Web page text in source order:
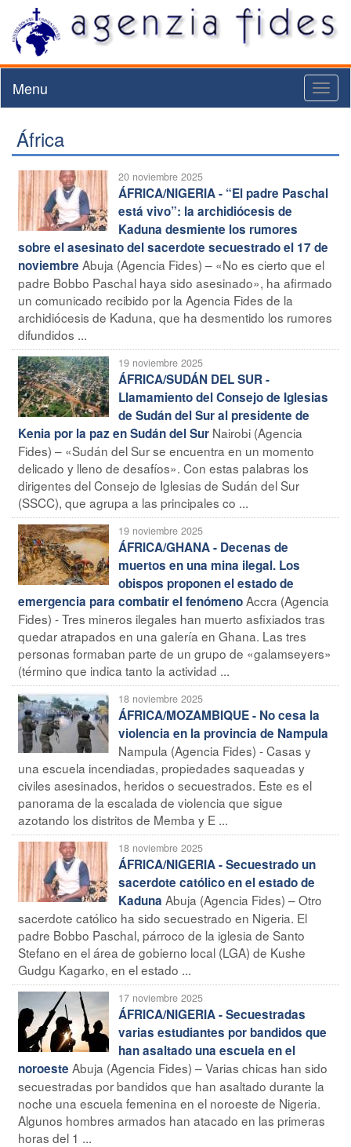
Menu
África
20 noviembre 2025
ÁFRICA/NIGERIA - “El padre Paschal
está vivo”: la archidiócesis de
Kaduna desmiente los rumores
sobre el asesinato del sacerdote secuestrado el 17 de
noviembre Abuja (Agencia Fides) – «No es cierto que el
padre Bobbo Paschal haya sido asesinado», ha afirmado
un comunicado recibido por la Agencia Fides de la
archidiócesis de Kaduna, que ha desmentido los rumores
difundidos ...
19 noviembre 2025
ÁFRICA/SUDÁN DEL SUR -
Llamamiento del Consejo de Iglesias
de Sudán del Sur al presidente de
Kenia por la paz en Sudán del Sur Nairobi (Agencia
Fides) – «Sudán del Sur se encuentra en un momento
delicado y lleno de desafíos». Con estas palabras los
dirigentes del Consejo de Iglesias de Sudán del Sur
(SSCC), que agrupa a las principales co ...
19 noviembre 2025
ÁFRICA/GHANA - Decenas de
muertos en una mina ilegal. Los
obispos proponen el estado de
emergencia para combatir el fenómenoAccra (Agencia
Fides) - Tres mineros ilegales han muerto asfixiados tras
quedar atrapados en una galería en Ghana. Las tres
personas formaban parte de un grupo de «galamseyers»
(término que indica tanto la actividad ...
18 noviembre 2025
ÁFRICA/MOZAMBIQUE - No cesa la
violencia en la provincia de Nampula
Nampula (Agencia Fides) - Casas y
una escuela incendiadas, propiedades saqueadas y
civiles asesinados, heridos o secuestrados. Este es el
panorama de la escalada de violencia que sigue
azotando los distritos de Memba y E ...
18 noviembre 2025
ÁFRICA/NIGERIA - Secuestrado un
sacerdote católico en el estado de
Kaduna Abuja (Agencia Fides) – Otro
sacerdote católico ha sido secuestrado en Nigeria. El
padre Bobbo Paschal, párroco de la iglesia de Santo
Stefano en el área de gobierno local (LGA) de Kushe
Gudgu Kagarko, en el estado ...
17 noviembre 2025
ÁFRICA/NIGERIA - Secuestradas
varias estudiantes por bandidos que
han asaltado una escuela en el
noroeste Abuja (Agencia Fides) – Varias chicas han sido
secuestradas por bandidos que han asaltado durante la
noche una escuela femenina en el noroeste de Nigeria.
Algunos hombres armados han atacado en las primeras
horas del 1 ...